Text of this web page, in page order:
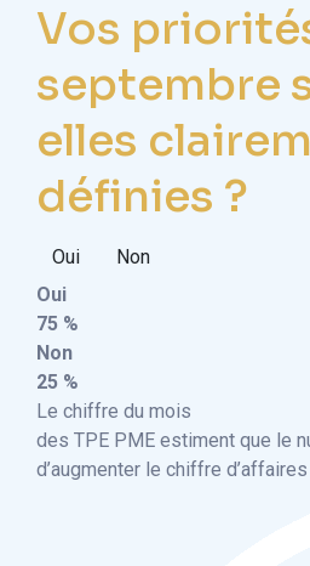
Vos
septembre
elles
définies ?
Oui
Non
Oui
75 %
Non
25 %
Le chiffre du mois
des TPE PME estiment que le
d’augmenter le chiffre d’affaires